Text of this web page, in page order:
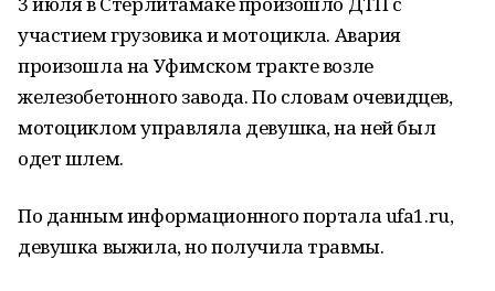
участием грузовика и мотоцикла. Авария
произошла на Уфимском тракте возле
железобетонного завода. По словам очевидцев,
мотоциклом управляла девушка, на ней был
одет шлем.
По данным информационного портала ufa1.ru,
девушка выжила, но получила травмы.